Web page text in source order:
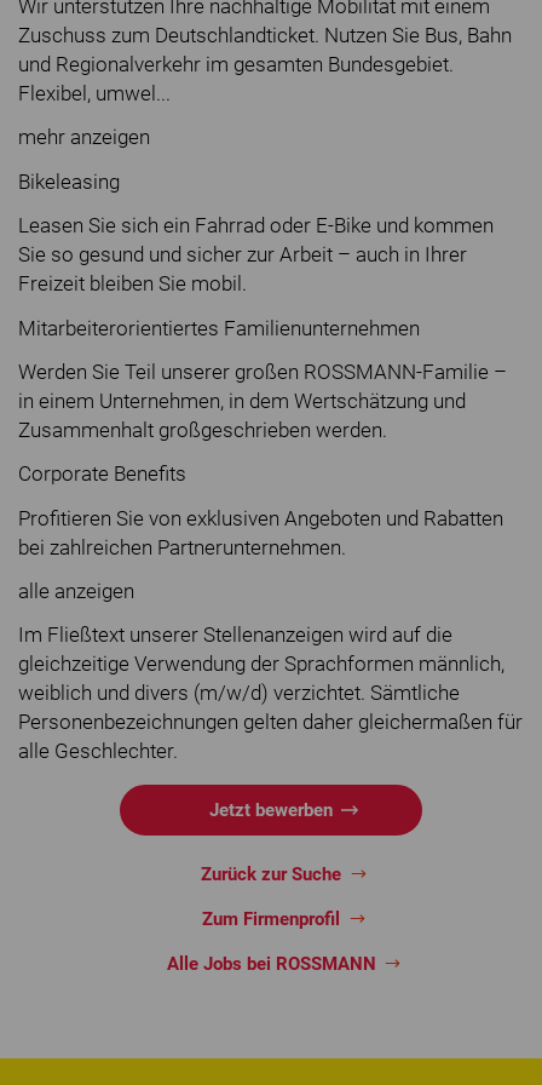
Wir unterstützen Ihre nachhaltige Mobilität mit einem
Zuschuss zum Deutschlandticket. Nutzen Sie Bus, Bahn
und Regionalverkehr im gesamten Bundesgebiet.
Flexibel, umwel...
mehr anzeigen
Bikeleasing
Leasen Sie sich ein Fahrrad oder E-Bike und kommen
Sie so gesund und sicher zur Arbeit – auch in Ihrer
Freizeit bleiben Sie mobil.
Mitarbeiterorientiertes Familienunternehmen
Werden Sie Teil unserer großen ROSSMANN-Familie –
in einem Unternehmen, in dem Wertschätzung und
Zusammenhalt großgeschrieben werden.
Corporate Benefits
Profitieren Sie von exklusiven Angeboten und Rabatten
bei zahlreichen Partnerunternehmen.
alle anzeigen
Im Fließtext unserer Stellenanzeigen wird auf die
gleichzeitige Verwendung der Sprachformen männlich,
weiblich und divers (m/w/d) verzichtet. Sämtliche
Personenbezeichnungen gelten daher gleichermaßen für
alle Geschlechter.
Jetzt bewerben
Zurück zur Suche
Zum Firmenprofil
Alle Jobs bei ROSSMANN